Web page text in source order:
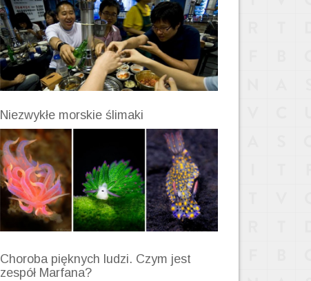
Niezwykłe morskie ślimaki
Choroba pięknych ludzi. Czym jest
zespół Marfana?